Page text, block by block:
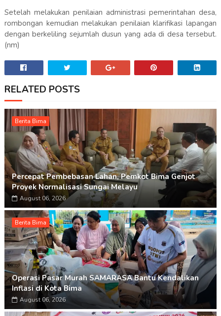
Setelah melakukan penilaian administrasi pemerintahan desa,
rombongan kemudian melakukan penilaian klarifikasi lapangan
dengan berkeliling sejumlah dusun yang ada di desa tersebut.
(nm)
RELATED POSTS
Berita Bima
Percepat Pembebasan Lahan, Pemkot Bima Genjot
Proyek Normalisasi Sungai Melayu
August 06, 2026
Berita Bima
Operasi Pasar Murah SAMARASA Bantu Kendalikan
Inflasi di Kota Bima
August 06, 2026